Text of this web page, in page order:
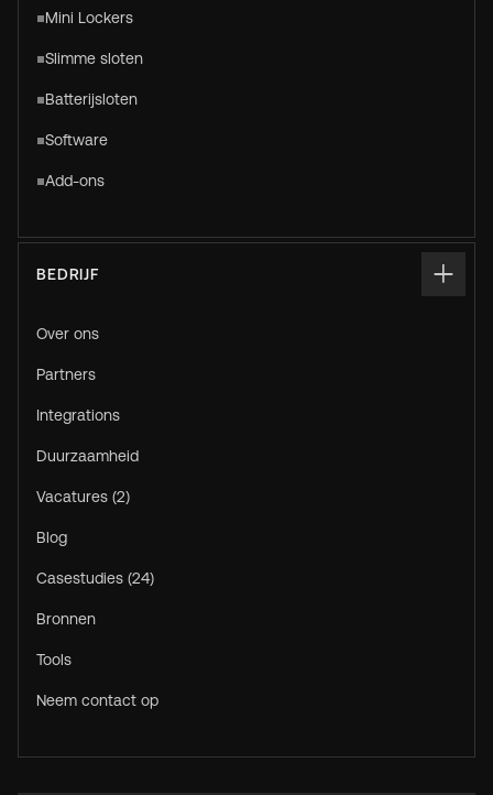
Mini Lockers
Slimme sloten
Batterijsloten
Software
Add-ons
BEDRIJF
Over ons
Partners
Integrations
Duurzaamheid
Vacatures (2)
Blog
Casestudies (24)
Bronnen
Tools
Neem contact op